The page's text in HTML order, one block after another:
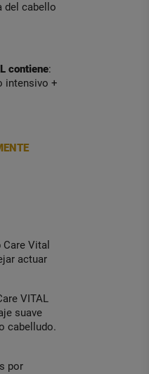
del cabello
contiene:
intensivo +
Vital
actuar
VITAL
suave
cabelludo.
por